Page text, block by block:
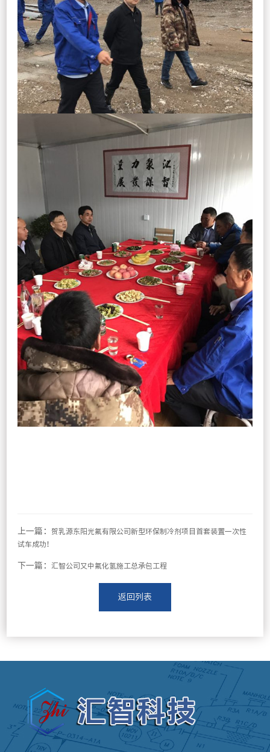
上一篇：贺乳源东阳光氟有限公司新型环保制冷剂项目首套装置一次性
试车成功！
下一篇：汇智公司又中氟化氢施工总承包工程
返回列表